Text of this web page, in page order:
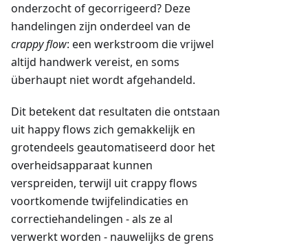
onderzocht of gecorrigeerd? Deze
handelingen zijn onderdeel van de
crappy flow: een werkstroom die vrijwel
altijd handwerk vereist, en soms
überhaupt niet wordt afgehandeld.
Dit betekent dat resultaten die ontstaan
uit happy flows zich gemakkelijk en
grotendeels geautomatiseerd door het
overheidsapparaat kunnen
verspreiden, terwijl uit crappy flows
voortkomende twijfelindicaties en
correctiehandelingen - als ze al
verwerkt worden - nauwelijks de grens